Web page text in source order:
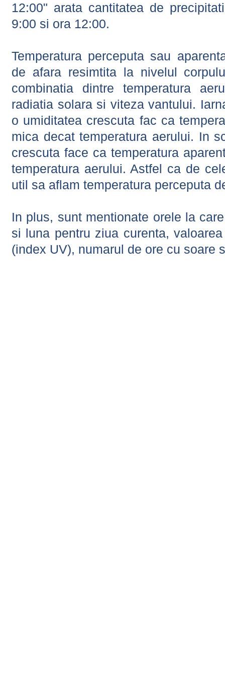
12:00" arata cantitatea de
9:00 si ora 12:00.
Temperatura perceputa sau
de afara resimtita la nivelul
combinatia dintre temperatura
radiatia solara si viteza vantului.
o umiditatea crescuta fac ca
mica decat temperatura aerului. In
crescuta face ca temperatura
temperatura aerului. Astfel ca de
util sa aflam temperatura perceputa
In plus, sunt mentionate orele la
si luna pentru ziua curenta,
(index UV), numarul de ore cu soare